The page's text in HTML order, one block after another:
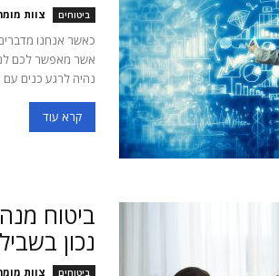
ביטוחים צוות
כאשר אנחנו
אשר מאפשר לכם
נהיה לרגע כנים עם
קרא עוד
ביטוח
נכון
ביטוחים צוות